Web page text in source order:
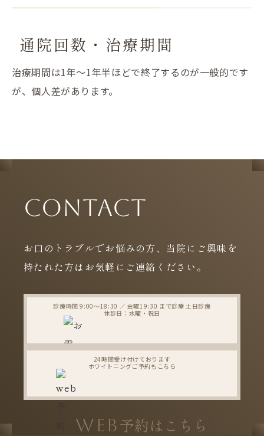
通院回数・治療期間
治療期間は1年～1年半ほどで終了するのが一般的です
が、個人差があります。
CONTACT
お口のトラブルでお悩みの方、 当院にご興味を
持たれた方はお気軽にご連絡ください。
診療時間 9:00〜18:30 ／ 金曜19:30 まで診療 土日診療
休診日：水曜・祝日
075-321-7707
24時間受け付けております
ホワイトニングご予約もこちら
WEB 予約はこちら